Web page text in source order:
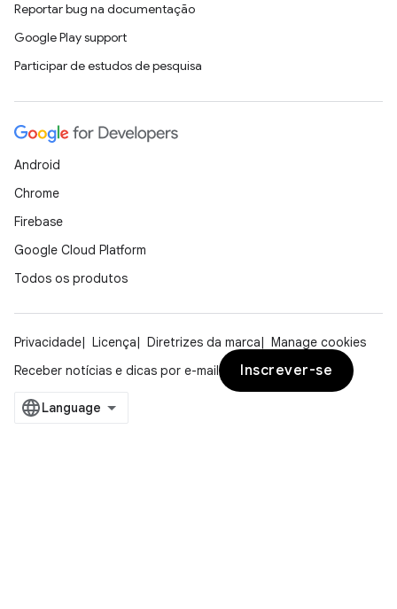
Reportar bug na documentação
Google Play support
Participar de estudos de pesquisa
Android
Chrome
Firebase
Google Cloud Platform
Todos os produtos
Privacidade Licença Diretrizes da marca
Manage cookies
Receber notícias e dicas por e-mail
Inscrever-se